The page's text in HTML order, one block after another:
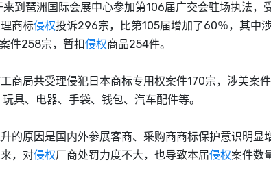
到琶洲国际会展中心参加第106届广交会驻场执法，
商标侵权投诉296宗，比第105届增加了60％，其中
案件258宗，暂扣侵权商品254件。
商局共受理侵犯日本商标专用权案件170宗，涉美案
具、电器、手袋、钱包、汽车配件等。
的原因是国内外参展客商、采购商商标保护意识明显
，对侵权厂商处罚力度不大，也导致本届侵权案件数